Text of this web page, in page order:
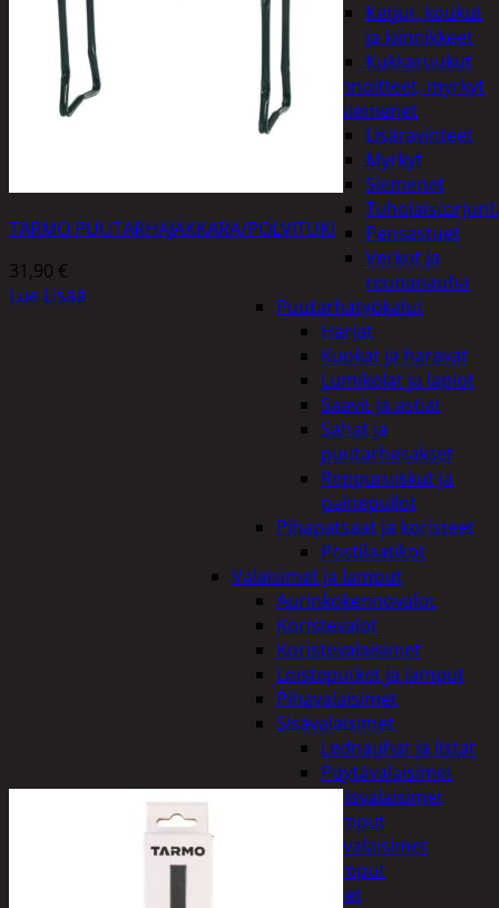
Ketjut, koukut
ja kiinnikkeet
Kukkaruukut
Lannoitteet, myrkyt
ja siemenet
Lisäravinteet
Myrkyt
Siemenet
Pensastuet
Verkot ja
reunanauha
Puutarhatyökalut
Harjat
Kuokat ja haravat
Lumikolat ja lapiot
Saavit ja astiat
Sahat ja
puutarhasakset
Reppuruiskut ja
painepullot
Pihapatsaat ja koristeet
Postilaatikot
Valaisimet ja lamput
Aurinkokennovalot
Koristevalot
Koristevalaisimet
Loisteputket ja lamput
Pihavalaisimet
Sisävalaisimet
Lednauhat ja listat
Pöytävalaisimet
Yleisvalaisimet
Taskulamput
Työmaavalaisimet
Taskulamput
Tarvikkeet
TARMO PUUTARHAJAKKARA/POLVITUKI
31,90 €
Lue Lisää